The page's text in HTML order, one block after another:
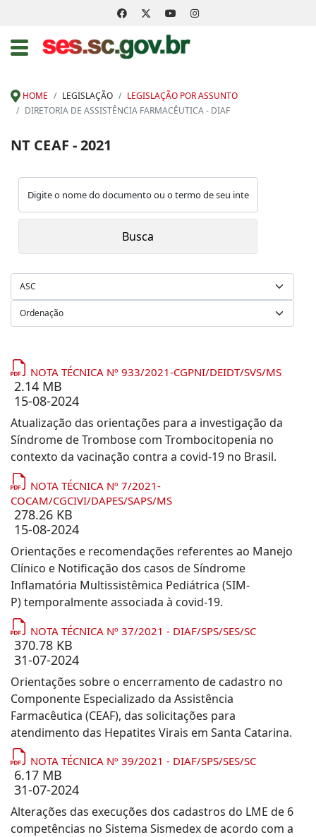
HOME LEGISLAÇÃO
LEGISLAÇÃO POR ASSUNTO
DIRETORIA DE ASSISTÊNCIA FARMACÊUTICA - DIAF
NT CEAF - 2021
NOTA TÉCNICA Nº 933/2021-CGPNI/DEIDT/SVS/MS
2.14 MB
15-08-2024
Atualização das orientações para a investigação da
Síndrome de Trombose com Trombocitopenia no
contexto da vacinação contra a covid-19 no Brasil.
NOTA TÉCNICA Nº 7/2021-
COCAM/CGCIVI/DAPES/SAPS/MS
278.26 KB
15-08-2024
Orientações e recomendações referentes ao Manejo
Clínico e Notificação dos casos de Síndrome
Inflamatória Multissistêmica Pediátrica (SIM-
P) temporalmente associada à covid-19.
NOTA TÉCNICA Nº 37/2021 - DIAF/SPS/SES/SC
370.78 KB
31-07-2024
Orientações sobre o encerramento de cadastro no
Componente Especializado da Assistência
Farmacêutica (CEAF), das solicitações para
atendimento das Hepatites Virais em Santa Catarina.
NOTA TÉCNICA Nº 39/2021 - DIAF/SPS/SES/SC
6.17 MB
31-07-2024
Alterações das execuções dos cadastros do LME de 6
competências no Sistema Sismedex de acordo com a